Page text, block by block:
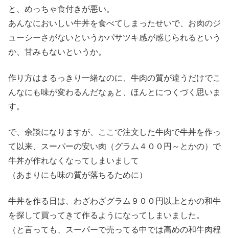
と、めっちゃ食付きが悪い。
あんなにおいしい牛丼を食べてしまったせいで、お肉のジ
ューシーさがないというかパサツキ感が感じられるという
か、甘みもないというか。
作り方はまるっきり一緒なのに、牛肉の質が違うだけでこ
んなにも味が変わるんだなぁと、ほんとにつくづく思いま
す。
で、余談になりますが、ここで注文した牛肉で牛丼を作っ
て以来、スーパーの安い肉（グラム４００円～とかの）で
牛丼が作れなくなってしまいまして
（あまりにも味の質が落ちるために）
牛丼を作る日は、わざわざグラム９００円以上とかの和牛
を探して買ってきて作るようになってしまいました。
（と言っても、スーパーで売ってる中では高めの和牛肉程